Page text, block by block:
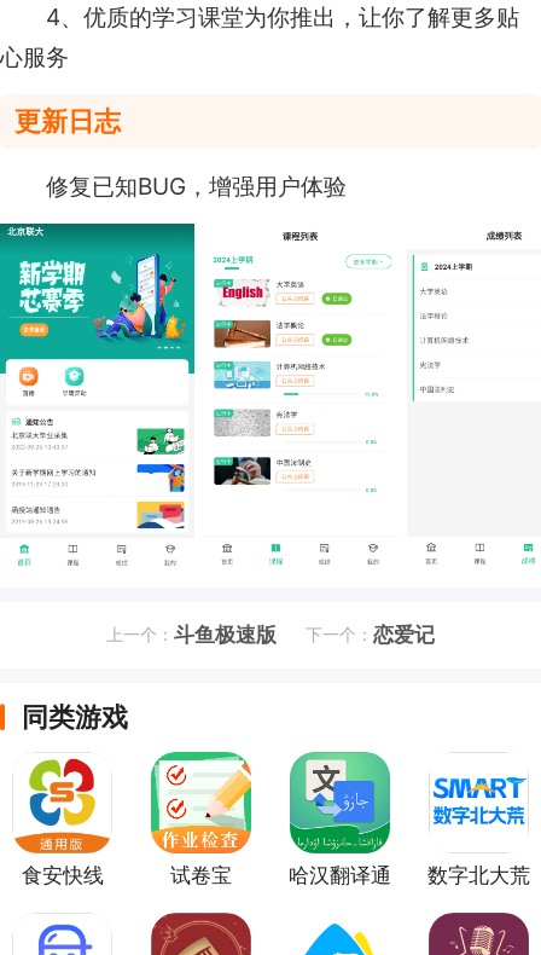
4、优质的学习课堂为你推出，让你了解更多贴
心服务
更新日志
修复已知BUG，增强用户体验
上一个：斗鱼极速版 下一个： 恋爱记
同类游戏
食安快线 试卷宝 哈汉翻译通 数字北大荒